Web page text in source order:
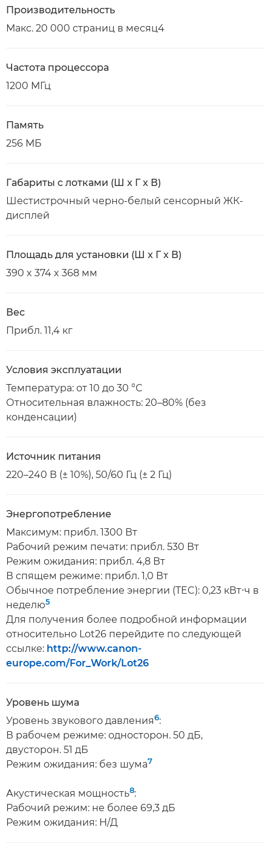
Производительность
Макс. 20 000 страниц в месяц4
Частота процессора
1200 МГц
Память
256 МБ
Габариты с лотками (Ш x Г x В)
Шестистрочный черно-белый сенсорный ЖК-
дисплей
Площадь для установки (Ш x Г x В)
390 x 374 x 368 мм
Вес
Прибл. 11,4 кг
Условия эксплуатации
Температура: от 10 до 30 °С
Относительная влажность: 20–80% (без
конденсации)
Источник питания
220–240 В (± 10%), 50/60 Гц (± 2 Гц)
Энергопотребление
Максимум: прибл. 1300 Вт
Рабочий режим печати: прибл. 530 Вт
Режим ожидания: прибл. 4,8 Вт
В спящем режиме: прибл. 1,0 Вт
Обычное потребление энергии (TEC): 0,23 кВт⋅ч в
неделю5
Для получения более подробной информации
относительно Lot26 перейдите по следующей
ссылке: http://www.canon-
europe.com/For_Work/Lot26
Уровень шума
Уровень звукового давления6:
В рабочем режиме: односторон. 50 дБ,
двусторон. 51 дБ
Режим ожидания: без шума7
Акустическая мощность8:
Рабочий режим: не более 69,3 дБ
Режим ожидания: Н/Д